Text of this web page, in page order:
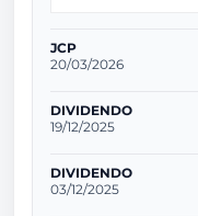
JCP
20/03/2026
DIVIDENDO
19/12/2025
DIVIDENDO
03/12/2025